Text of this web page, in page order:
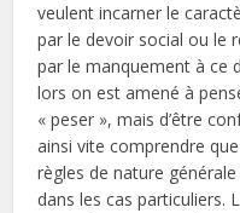
veulent incarner le
par le devoir social ou le
par le manquement à ce
lors on est amené à
« peser », mais d’être
ainsi vite comprendre
règles de nature
dans les cas particuliers.